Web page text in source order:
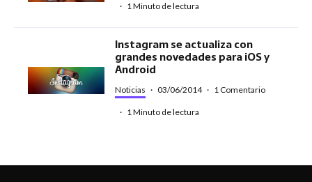
· 1 Minuto de lectura
Instagram se actualiza con
grandes novedades para iOS y
Android
Noticias · 03/06/2014 · 1 Comentario
· 1 Minuto de lectura